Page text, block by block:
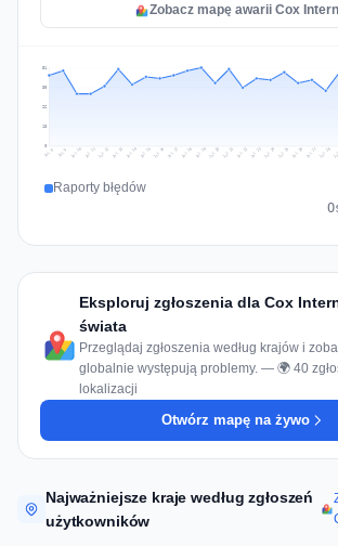
Zobacz mapę awarii Cox
13
26
38
51
Jul 8 Jul 9 Jul 10 Jul 11 Jul 12 Jul 13 Jul 14 Jul 15 Jul 16 Jul 17 Jul 18 Jul 19 Jul 20 Jul 21 Jul 22 Jul 23 Jul 24 Jul 25 Jul 26 Jul 27 Jul 28
Raporty błędów
Eksploruj zgłoszenia dla Cox
świata
Przeglądaj zgłoszenia według krajów i
globalnie występują problemy. — 🌍 40
lokalizacji
Otwórz mapę na żywo
Najważniejsze kraje według zgłoszeń
użytkowników